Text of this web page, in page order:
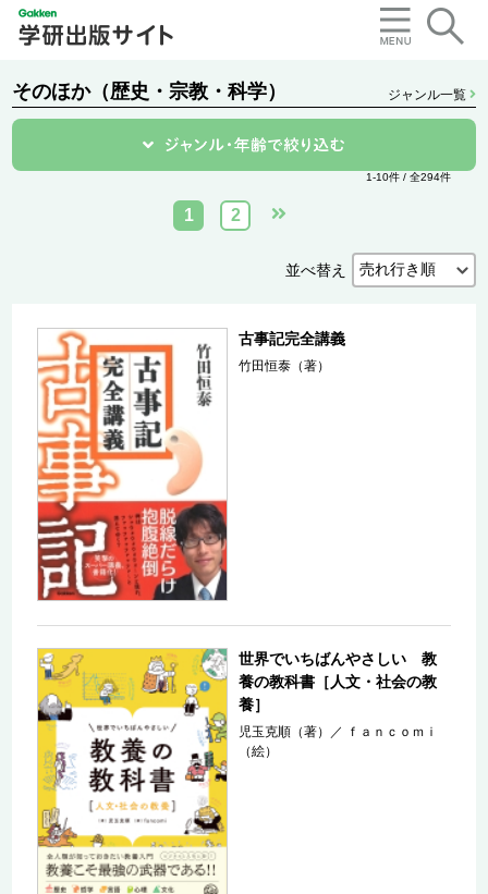
そのほか（歴史・宗教・科学） ジャンル一覧
1-10件 / 全294件
1 2
並べ替え
古事記完全講義
竹田恒泰（著）
世界でいちばんやさしい 教
養の教科書［人文・社会の教
養］
児玉克順（著） ／
ｆａｎｃｏｍｉ
（絵）